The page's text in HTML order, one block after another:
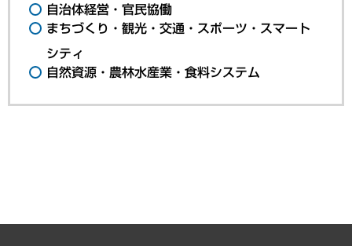
自治体経営・官民協働
まちづくり・観光・交通・スポーツ・スマート
シティ
自然資源・農林水産業・食料システム